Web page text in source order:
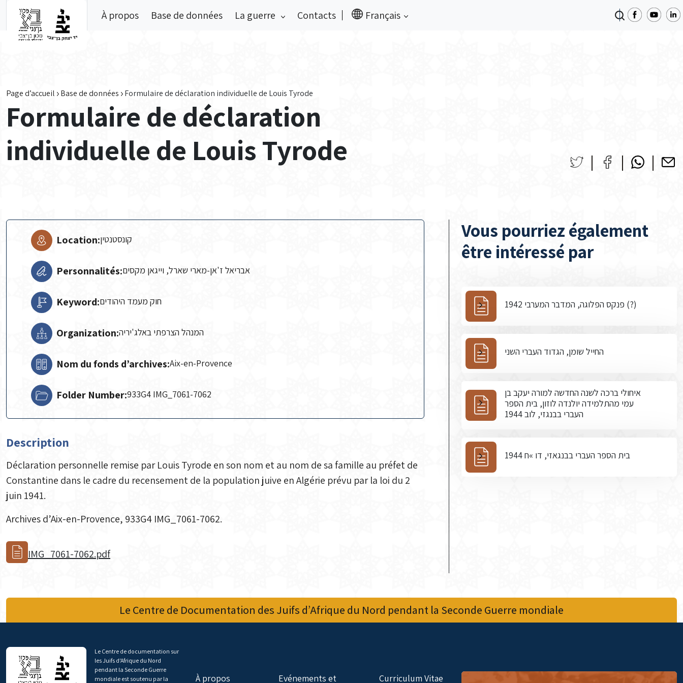
À propos Base de données La guerre Contacts Français
Page d’accueil Base de données Formulaire de déclaration individuelle de Louis Tyrode
Formulaire de déclaration
individuelle de Louis Tyrode
Location:קונסטנטין
Personnalités:אבריאל ז'אן-מארי שארל, וייגאן מקסים
Keyword:חוק מעמד היהודים
Organization:המנהל הצרפתי באלג'יריה
Nom du fonds d’archives:Aix-en-Provence
Folder Number:933G4 IMG_7061-7062
Description
Déclaration personnelle remise par Louis Tyrode en son nom et au nom de sa famille au préfet de
Constantine dans le cadre du recensement de la population juive en Algérie prévu par la loi du 2
juin 1941.
Archives d’Aix-en-Provence, 933G4 IMG_7061-7062.
IMG_7061-7062.pdf
Vous pourriez également
être intéressé par
פנקס הפלוגה, המדבר המערבי 1942 (?)
החייל שומן, הגדוד העברי השני
איחולי ברכה לשנה החדשה למורה יעקב בן
עמי מהתלמידה יולנדה לוזון, בית הספר
העברי בבנגזי, לוב 1944
בית הספר העברי בבנגאזי, דו »ח 1944
Le Centre de Documentation des Juifs d’Afrique du Nord pendant la Seconde Guerre mondiale
Le Centre de documentation sur
les Juifs d'Afrique du Nord
pendant la Seconde Guerre
mondiale est soutenu par la
À propos Evénements et Curriculum Vitae